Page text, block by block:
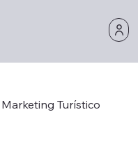
Marketing Turístico